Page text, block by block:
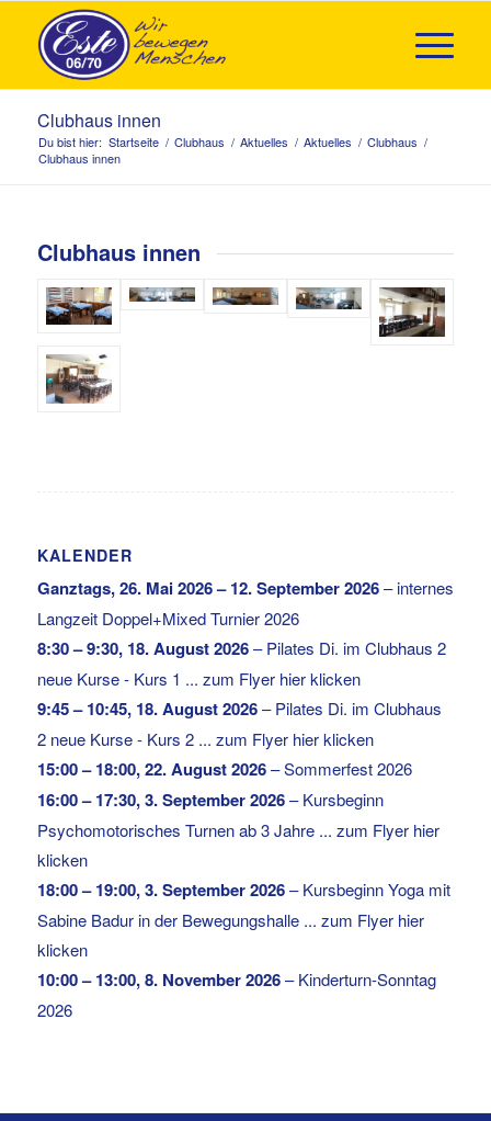
Clubhaus innen
Du bist hier: Startseite / Clubhaus / Aktuelles / Aktuelles / Clubhaus /
Clubhaus innen
Clubhaus innen
KALENDER
Ganztags,26. Mai 2026– 12. September 2026–internes
Langzeit Doppel+Mixed Turnier 2026
8:30– 9:30, 18. August 2026–Pilates Di. im Clubhaus 2
neue Kurse - Kurs 1 ... zum Flyer hier klicken
9:45– 10:45, 18. August 2026–Pilates Di. im Clubhaus
2 neue Kurse - Kurs 2 ... zum Flyer hier klicken
15:00– 18:00,22. August 2026–Sommerfest 2026
16:00– 17:30,3. September 2026–Kursbeginn
Psychomotorisches Turnen ab 3 Jahre ... zum Flyer hier
klicken
18:00– 19:00,3. September 2026–Kursbeginn Yoga mit
Sabine Badur in der Bewegungshalle ... zum Flyer hier
klicken
10:00– 13:00,8. November 2026–Kinderturn-Sonntag
2026